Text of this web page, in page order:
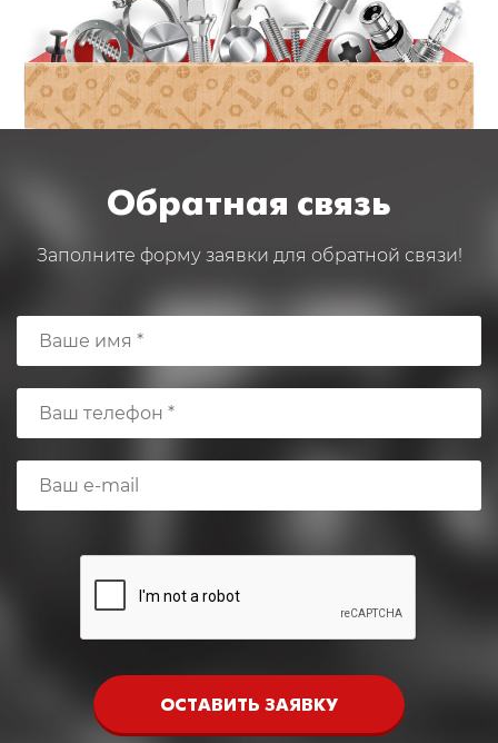
Обратная связь
Заполните форму заявки для обратной связи!
ОСТАВИТЬ ЗАЯВКУ